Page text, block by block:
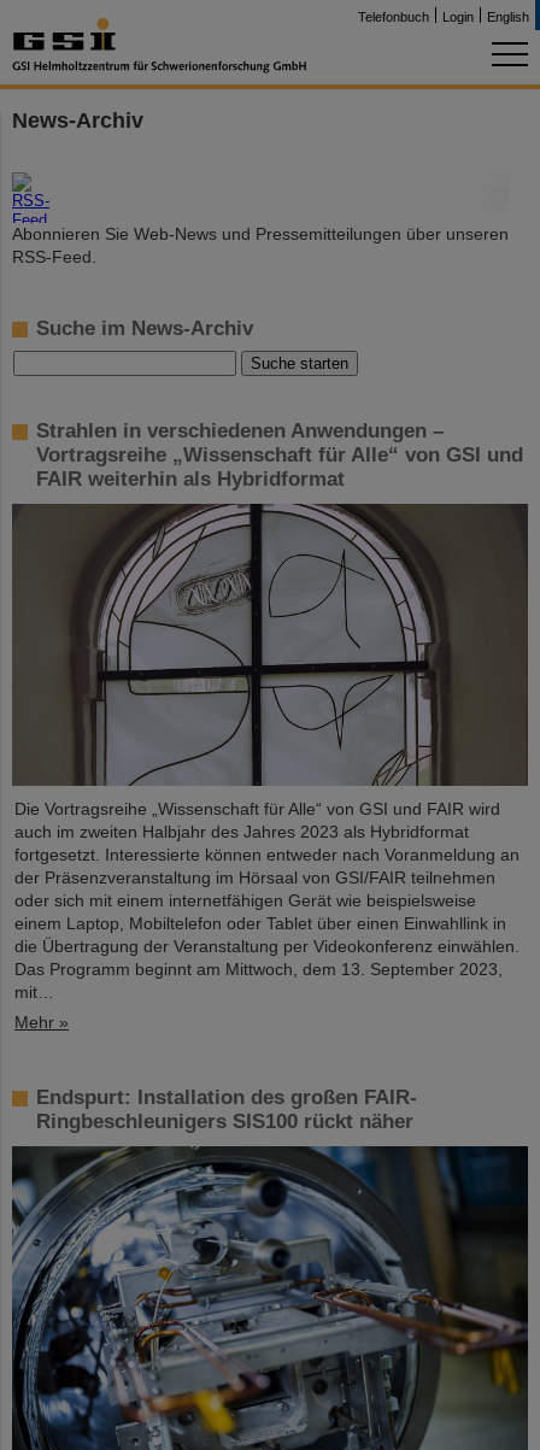
Telefonbuch Login English
News-Archiv
Abonnieren Sie Web-News und Pressemitteilungen über unseren
RSS-Feed.
Suche im News-Archiv
Strahlen in verschiedenen Anwendungen –
Vortragsreihe „Wissenschaft für Alle“ von GSI und
FAIR weiterhin als Hybridformat
Die Vortragsreihe „Wissenschaft für Alle“ von GSI und FAIR wird
auch im zweiten Halbjahr des Jahres 2023 als Hybridformat
fortgesetzt. Interessierte können entweder nach Voranmeldung an
der Präsenzveranstaltung im Hörsaal von GSI/FAIR teilnehmen
oder sich mit einem internetfähigen Gerät wie beispielsweise
einem Laptop, Mobiltelefon oder Tablet über einen Einwahllink in
die Übertragung der Veranstaltung per Videokonferenz einwählen.
Das Programm beginnt am Mittwoch, dem 13. September 2023,
mit…
Mehr »
Endspurt: Installation des großen FAIR-
Ringbeschleunigers SIS100 rückt näher